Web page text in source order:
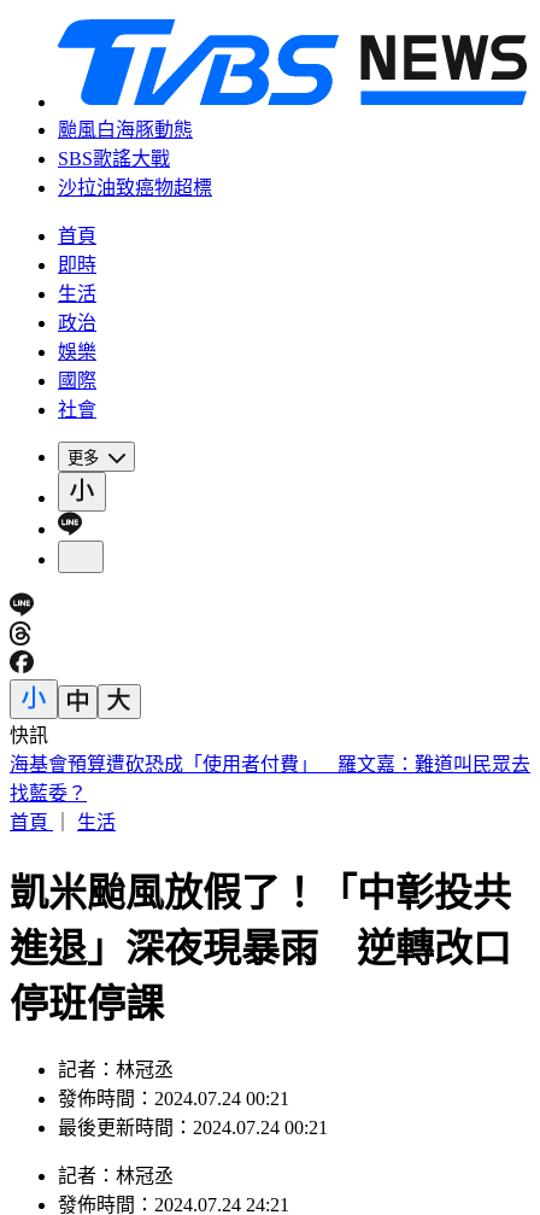
颱風白海豚動態
SBS歌謠大戰
沙拉油致癌物超標
首頁
即時
生活
政治
娛樂
國際
社會
更多
快訊
桃園85歲嬤遭「鐵拐狂砸」亡！老伴自首殺人 兒媳返家驚見
慘狀
首頁
生活
凱米颱風放假了！「中彰投共
進退」深夜現暴雨 逆轉改口
停班停課
記者：林冠丞
發佈時間：2024.07.24 00:21
最後更新時間：2024.07.24 00:21
記者 ： 林冠丞
發佈時間： 2024.07.24 24:21